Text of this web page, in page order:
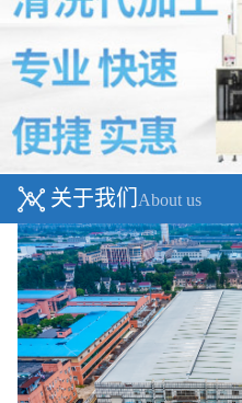
关于我们 About us